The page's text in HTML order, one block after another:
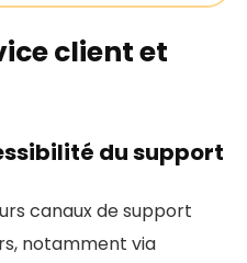
client et
du support
canaux de support
notamment via